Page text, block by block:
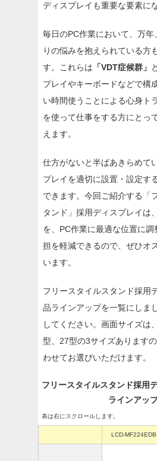
ディスプレイも重要な要素に
毎日のPC作業において、万年
りの悩みを抱えられている方
す。これらは 「VDT症候群」
プレイやキーボードなどで構
い時間使うことによる心身ト
を使って仕事をする方にとっ
えます。
仕方がないと半ばあきらめて
プレイを適切に設置・設定す
できます。今回ご紹介する「
タンド」採用ディスプレイは
を、PC作業に最適な位置に調
担を軽減できるので、ぜひオ
います。
フリースタイルスタンド採用
品ラインアップを一覧にしま
してください。画面サイズは
型、27型の3サイズあります
わせてお選びいただけます。
フリースタイルスタンド採用
ラインアッ
表は右にスクロールします。
LCD-